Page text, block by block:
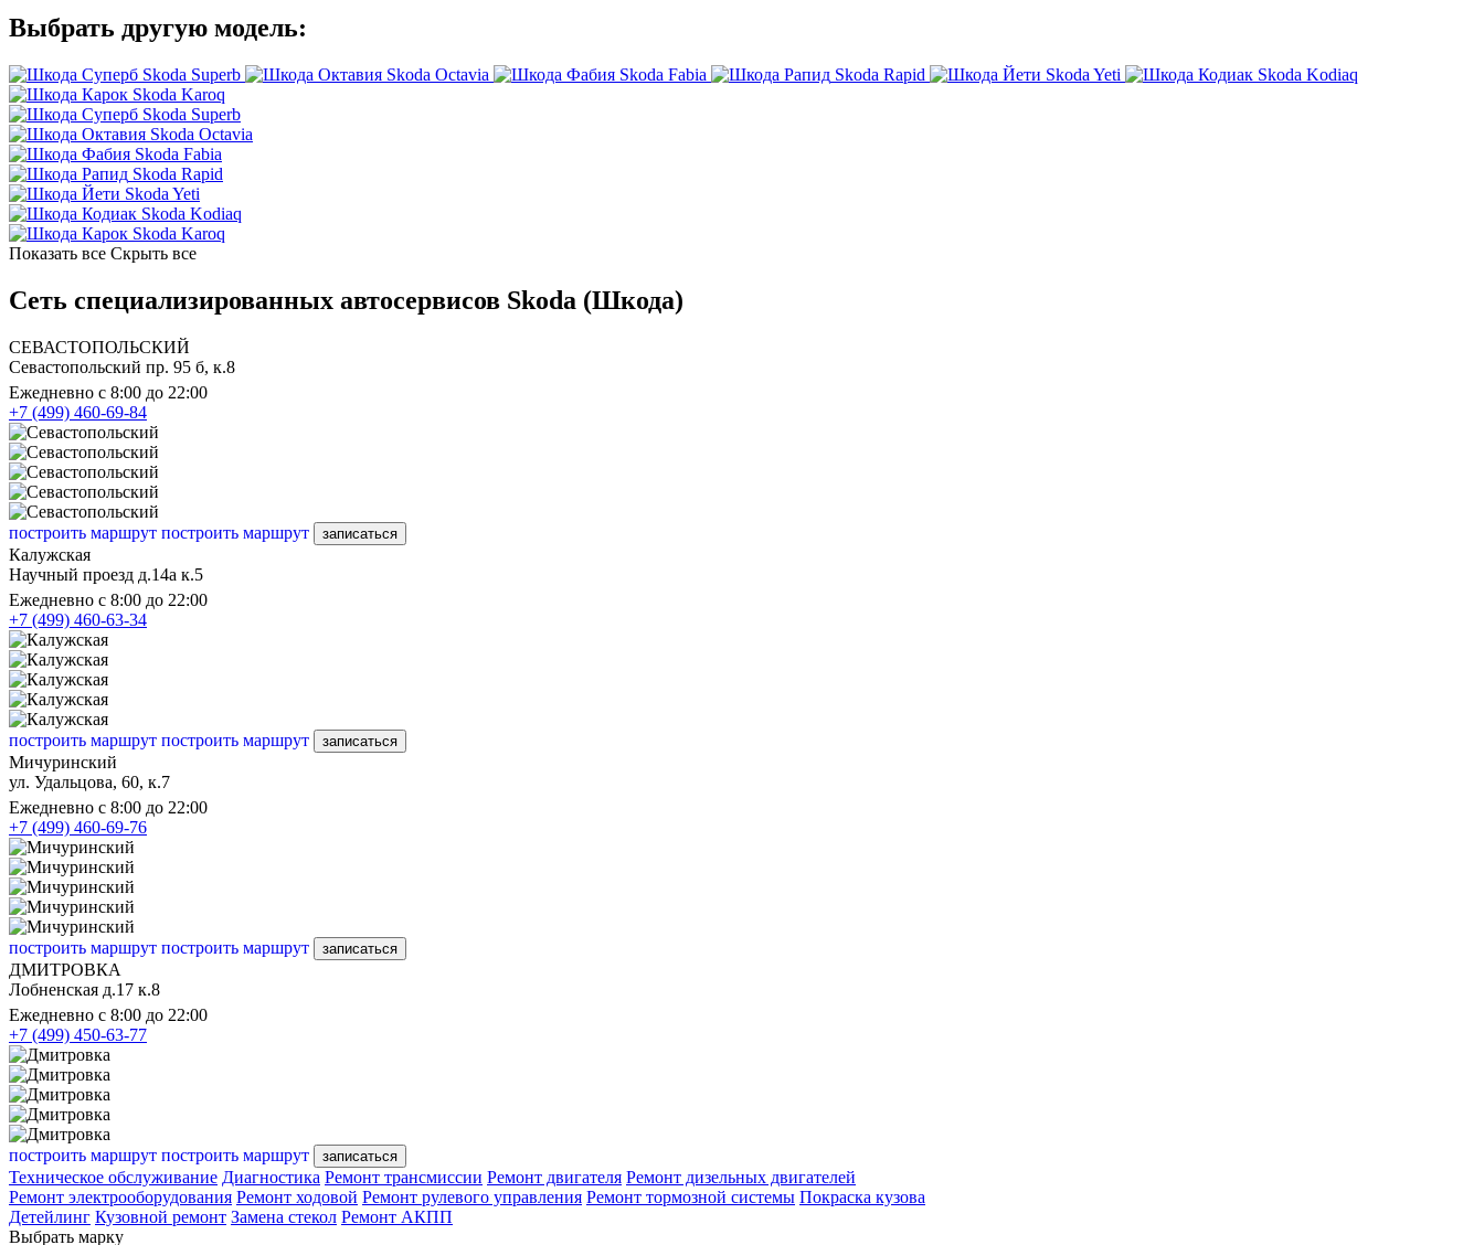
Выбрать другую модель:
Skoda Superb Skoda Octavia Skoda Fabia Skoda Rapid Skoda Yeti
Skoda Kodiaq
Skoda Karoq
Skoda Superb
Skoda Octavia
Skoda Fabia
Skoda Rapid
Skoda Yeti
Skoda Kodiaq
Skoda Karoq
Показать все Скрыть все
Сеть специализированных автосервисов Skoda (Шкода)
СЕВАСТОПОЛЬСКИЙ
Севастопольский пр. 95 б, к.8
Ежедневно с 8:00 до 22:00
+7 (499) 460-69-84
построить маршрут построить маршрут записаться
Калужская
Научный проезд д.14а к.5
Ежедневно с 8:00 до 22:00
+7 (499) 460-63-34
построить маршрут построить маршрут записаться
Мичуринский
ул. Удальцова, 60, к.7
Ежедневно с 8:00 до 22:00
+7 (499) 460-69-76
построить маршрут построить маршрут записаться
ДМИТРОВКА
Лобненская д.17 к.8
Ежедневно с 8:00 до 22:00
+7 (499) 450-63-77
построить маршрут построить маршрут записаться
Техническое обслуживание Диагностика Ремонт трансмиссии Ремонт двигателя Ремонт дизельных двигателей
Ремонт электрооборудования Ремонт ходовой Ремонт рулевого управления Ремонт тормозной системы Покраска кузова
Детейлинг Кузовной ремонт Замена стекол Ремонт АКПП
Выбрать марку